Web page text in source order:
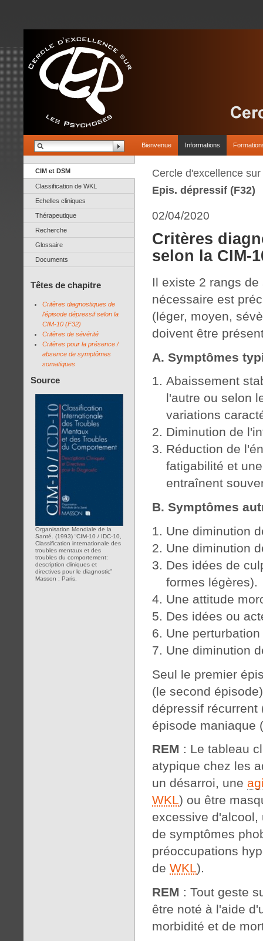
Bienvenue Informations
CIM et DSM
Classification de WKL
Echelles cliniques
Thérapeutique
Recherche
Glossaire
Documents
Têtes de chapitre
Critères diagnostiques de
l'épisode dépressif selon la
CIM-10 (F32)
Critères de sévérité
Critères pour la présence /
absence de symptômes
somatiques
Source
Organisation Mondiale de la
Santé. (1993) “CIM-10 / IDC-10,
Classification internationale des
troubles mentaux et des
troubles du comportement:
description cliniques et
directives pour le diagnostic”
Masson ; Paris.
Cercle d'excellence
Epis. dépressif (F32)
02/04/2020
Critères
selon la CIM-
Il existe 2 rangs
nécessaire est
(léger, moyen,
doivent être
A. Symptômes
Abaissement
l'autre ou selon
variations
Diminution de
Réduction de
fatigabilité et
entraînent
B. Symptômes
Une diminution
Une diminution
Des idées de
formes légères).
Une attitude
Des idées ou
Une
Une diminution
Seul le premier
(le second
dépressif récurrent
épisode maniaque
REM : Le tableau
atypique chez les
un désarroi, une
WKL) ou être
excessive d'alcool,
de symptômes
préoccupations
de WKL).
REM : Tout geste
être noté à l'aide
morbidité et de